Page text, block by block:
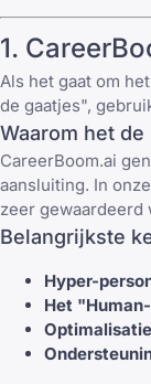
1.
Als het gaat om
de gaatjes",
Waarom het
CareerBoom.ai
aansluiting. In
zeer gewaardeerd
Belangrijkste
Hyper-
Het